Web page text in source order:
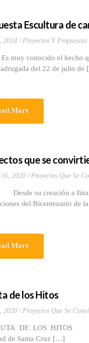
Escultura de
2024 Proyectos Y Propuestas
conocido el hecho que
del 22 de julio
More
que se
2020 Proyectos Que Se
su creación a finales de
del Bicentenario de
More
de los Hitos
2020 Proyectos Que Se
DE LOS HITOS Un
de Santa Cruz […]